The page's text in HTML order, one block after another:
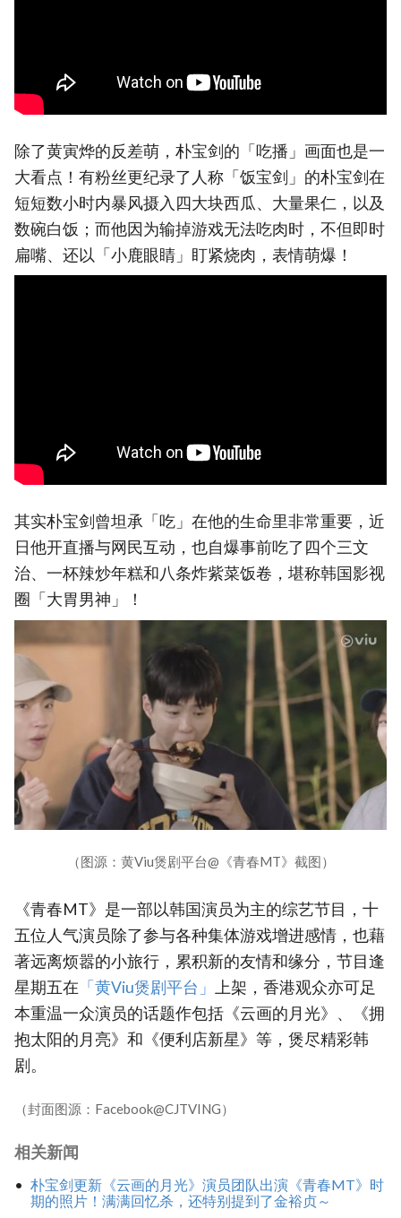
除了黄寅烨的反差萌，朴宝剑的「吃播」画面也是一
大看点！有粉丝更纪录了人称「饭宝剑」的朴宝剑在
短短数小时内暴风摄入四大块西瓜、大量果仁，以及
数碗白饭；而他因为输掉游戏无法吃肉时，不但即时
扁嘴、还以「小鹿眼睛」盯紧烧肉，表情萌爆！
其实朴宝剑曾坦承「吃」在他的生命里非常重要，近
日他开直播与网民互动，也自爆事前吃了四个三文
治、一杯辣炒年糕和八条炸紫菜饭卷，堪称韩国影视
圈「大胃男神」！
（图源：黄Viu煲剧平台@《青春MT》截图）
《青春MT》是一部以韩国演员为主的综艺节目，十
五位人气演员除了参与各种集体游戏增进感情，也藉
著远离烦嚣的小旅行，累积新的友情和缘分，节目逢
星期五在 「黄Viu煲剧平台」
上架，香港观众亦可足
本重温一众演员的话题作包括《云画的月光》、《拥
抱太阳的月亮》和《便利店新星》等，煲尽精彩韩
剧。
（封面图源：Facebook@CJTVING）
相关新闻
朴宝剑更新《云画的月光》演员团队出演《青春MT》时
期的照片！满满回忆杀，还特别提到了金裕贞～